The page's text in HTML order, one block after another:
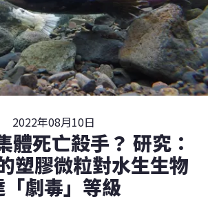
2022年08月10日
體死亡殺手？ 研究：
塑膠微粒對水生生物
「劇毒」等級